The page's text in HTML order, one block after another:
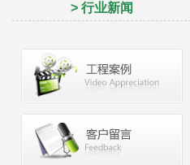
> 行业新闻